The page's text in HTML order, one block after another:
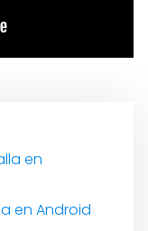
en
en Android